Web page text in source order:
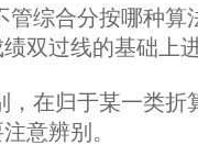
管综合分按哪种
双过线的基础上
，在归于某一类
意辨别。